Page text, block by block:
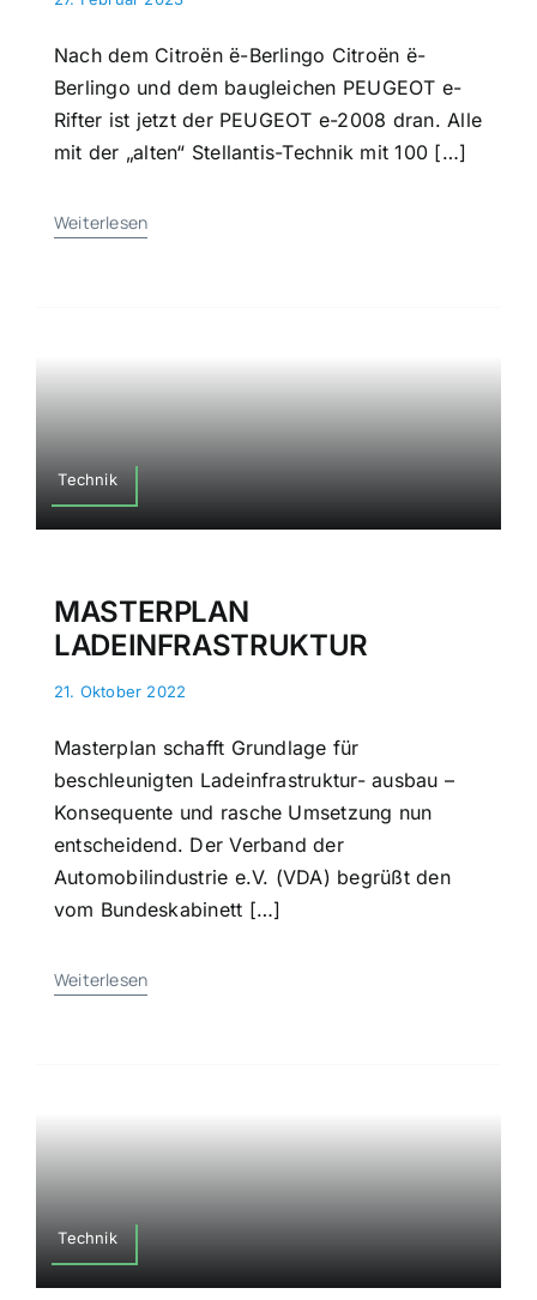
Nach dem Citroën ë-Berlingo Citroën ë-
Berlingo und dem baugleichen PEUGEOT e-
Rifter ist jetzt der PEUGEOT e-2008 dran. Alle
mit der „alten“ Stellantis-Technik mit 100 […]
Weiterlesen
Technik
MASTERPLAN
LADEINFRASTRUKTUR
21. Oktober 2022
Masterplan schafft Grundlage für
beschleunigten Ladeinfrastruktur- ausbau –
Konsequente und rasche Umsetzung nun
entscheidend. Der Verband der
Automobilindustrie e.V. (VDA) begrüßt den
vom Bundeskabinett […]
Weiterlesen
Technik